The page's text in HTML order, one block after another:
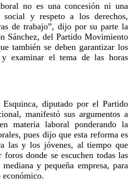
no es una concesión ni una
social y respeto a los derechos,
de trabajo”, dijo por su parte la
Sánchez, del Partido Movimiento
también se deben garantizar los
y examinar el tema de las horas
diputado por el Partido
manifestó sus argumentos a
materia laboral ponderando la
pues dijo que esta reforma es
las y los jóvenes, al tiempo que
foros donde se escuchen todas las
y pequeña empresa, para